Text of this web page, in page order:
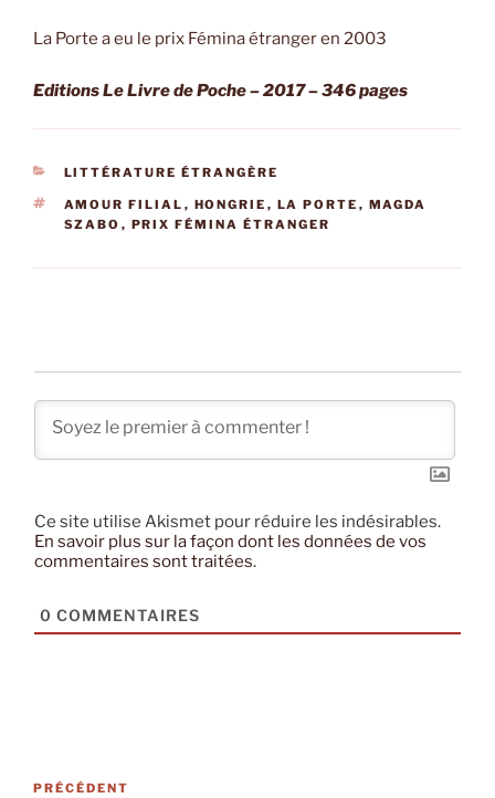
La Porte a eu le prix Fémina étranger en 2003
Editions Le Livre de Poche – 2017 – 346 pages
CATÉGORIES
LITTÉRATURE ÉTRANGÈRE
ÉTIQUETTES
AMOUR FILIAL , HONGRIE , LA PORTE , MAGDA
SZABO , PRIX FÉMINA ÉTRANGER
Ce site utilise Akismet pour réduire les indésirables.
En savoir plus sur la façon dont les données de vos
commentaires sont traitées.
0 COMMENTAIRES
Navigation
Article
PRÉCÉDENT